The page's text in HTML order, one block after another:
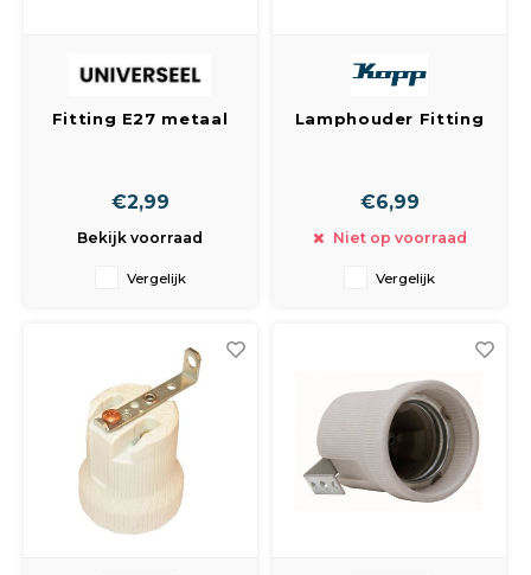
Fitting E27 metaal
€2,99
Bekijk voorraad
Vergelijk
Lamphouder Fitting
€6,99
Niet op voorraad
Vergelijk